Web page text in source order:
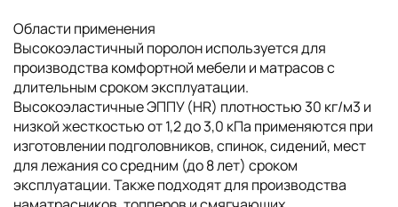
Области применения
Высокоэластичный поролон используется для
производства комфортной мебели и матрасов с
длительным сроком эксплуатации.
Высокоэластичные ЭППУ (HR) плотностью 30 кг/м3 и
низкой жесткостью от 1,2 до 3,0 кПа применяются при
изготовлении подголовников, спинок, сидений, мест
для лежания со средним (до 8 лет) сроком
эксплуатации. Также подходят для производства